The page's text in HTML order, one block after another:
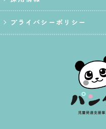
プライバシーポリシー